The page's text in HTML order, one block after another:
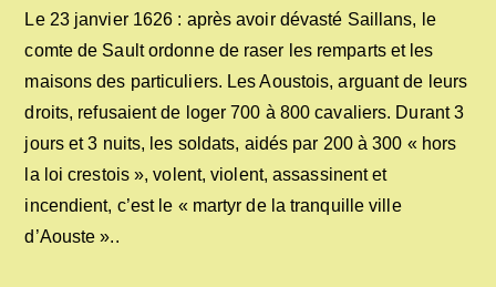
Le 23 janvier 1626 : après avoir dévasté Saillans, le
comte de Sault ordonne de raser les remparts et les
maisons des particuliers. Les Aoustois, arguant de leurs
droits, refusaient de loger 700 à 800 cavaliers. Durant 3
jours et 3 nuits, les soldats, aidés par 200 à 300 « hors
la loi crestois », volent, violent, assassinent et
incendient, c’est le « martyr de la tranquille ville
d’Aouste »..